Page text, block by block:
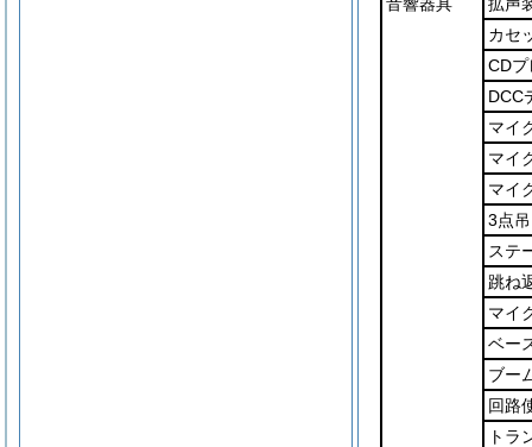
カセ
CDプ
DCC
マイ
マイ
マイ
3点
ステ
跳ね
マイ
ベー
ブー
回路
トラ